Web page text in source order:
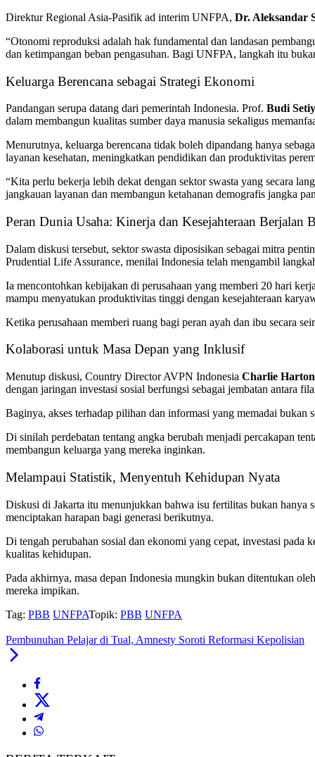
Direktur Regional Asia-Pasifik ad interim UNFPA, Dr. Aleksandar
“Otonomi reproduksi adalah hak fundamental dan landasan
dan ketimpangan beban pengasuhan. Bagi UNFPA, langkah itu
Keluarga Berencana sebagai Strategi Ekonomi
Pandangan serupa datang dari pemerintah Indonesia. Prof. Budi
dalam membangun kualitas sumber daya manusia sekaligus
Menurutnya, keluarga berencana tidak boleh dipandang hanya
layanan kesehatan, meningkatkan pendidikan dan produktivitas
“Kita perlu bekerja lebih dekat dengan sektor swasta yang secara
jangkauan layanan dan membangun ketahanan demografis jangka
Peran Dunia Usaha: Kinerja dan Kesejahteraan Berjalan
Dalam diskusi tersebut, sektor swasta diposisikan sebagai mitra
Prudential Life Assurance, menilai Indonesia telah mengambil
Ia mencontohkan kebijakan di perusahaan yang memberi 20 hari
mampu menyatukan produktivitas tinggi dengan kesejahteraan
Ketika perusahaan memberi ruang bagi peran ayah dan ibu secara
Kolaborasi untuk Masa Depan yang Inklusif
Menutup diskusi, Country Director AVPN Indonesia Charlie
dengan jaringan investasi sosial berfungsi sebagai jembatan antara
Baginya, akses terhadap pilihan dan informasi yang memadai bukan
Di sinilah perdebatan tentang angka berubah menjadi percakapan
membangun keluarga yang mereka inginkan.
Melampaui Statistik, Menyentuh Kehidupan Nyata
Diskusi di Jakarta itu menunjukkan bahwa isu fertilitas bukan hanya
menciptakan harapan bagi generasi berikutnya.
Di tengah perubahan sosial dan ekonomi yang cepat, investasi pada
kualitas kehidupan.
Pada akhirnya, masa depan Indonesia mungkin bukan ditentukan
mereka impikan.
Tag: PBB UNFPATopik: PBB UNFPA
Pembunuhan Pelajar di Tual, Amnesty Soroti Reformasi Kepolisian